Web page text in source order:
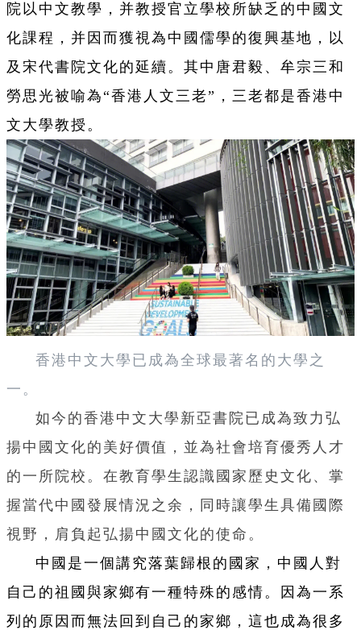
院以中文教學，并教授官立學校所缺乏的中國文
化課程，并因而獲視為中國儒學的復興基地，以
及宋代書院文化的延續。其中唐君毅、牟宗三和
勞思光被喻為“香港人文三老”，三老都是香港中
文大學教授。
香港中文大學已成為全球最著名的大學之
一。
如今的香港中文大學新亞書院已成為致力弘
揚中國文化的美好價值，並為社會培育優秀人才
的一所院校。在教育學生 認識國家歷史文化、掌
握當代中國發展情況之余，同時讓學生具備國際
視野，肩負起弘揚中國文化的使命。
中國是一個講究落葉歸根的國家，中國人對
自己的祖國與家鄉有一種特殊的感情。因為一系
列的原因而無法回到自己的家鄉，這也成為很多